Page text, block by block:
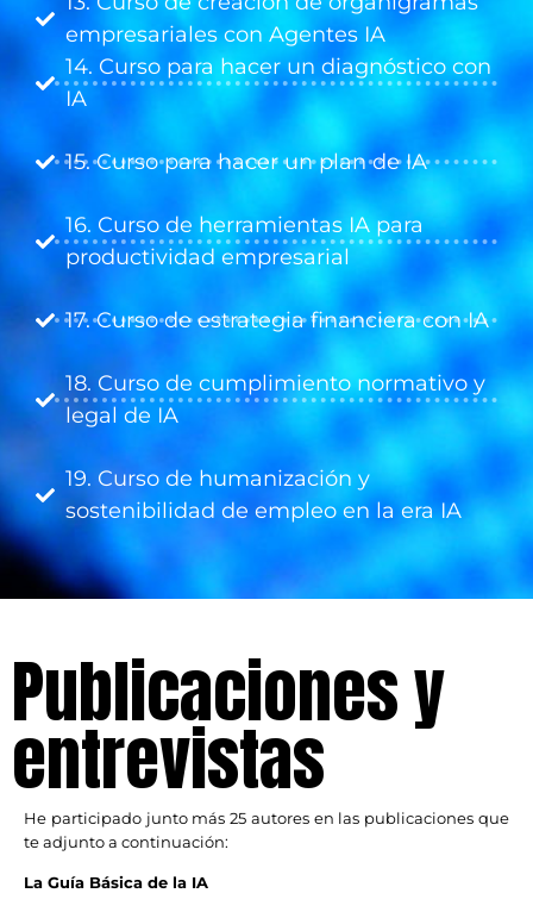
empresariales con Agentes IA
14. Curso para hacer un diagnóstico con
IA
15. Curso para hacer un plan de IA
16. Curso de herramientas IA para
productividad empresarial
17. Curso de estrategia financiera con IA
18. Curso de cumplimiento normativo y
legal de IA
19. Curso de humanización y
sostenibilidad de empleo en la era IA
Publicaciones y
entrevistas
He participado junto más 25 autores en las publicaciones que
te adjunto a continuación:
La Guía Básica de la IA